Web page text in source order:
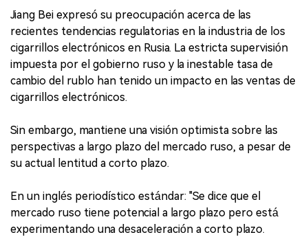
Jiang Bei expresó su preocupación acerca de las
recientes tendencias regulatorias en la industria de los
cigarrillos electrónicos en Rusia. La estricta supervisión
impuesta por el gobierno ruso y la inestable tasa de
cambio del rublo han tenido un impacto en las ventas de
cigarrillos electrónicos.
Sin embargo, mantiene una visión optimista sobre las
perspectivas a largo plazo del mercado ruso, a pesar de
su actual lentitud a corto plazo.
En un inglés periodístico estándar: "Se dice que el
mercado ruso tiene potencial a largo plazo pero está
experimentando una desaceleración a corto plazo.